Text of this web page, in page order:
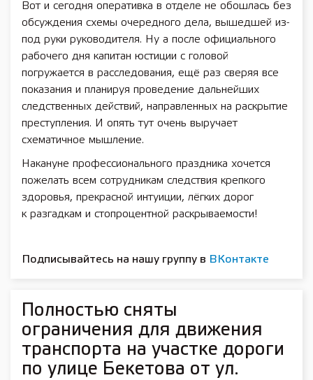
Вот и сегодня оперативка в отделе не обошлась без
обсуждения схемы очередного дела, вышедшей из-
под руки руководителя. Ну а после официального
рабочего дня капитан юстиции с головой
погружается в расследования, ещё раз сверяя все
показания и планируя проведение дальнейших
следственных действий, направленных на раскрытие
преступления. И опять тут очень выручает
схематичное мышление.
Накануне профессионального праздника хочется
пожелать всем сотрудникам следствия крепкого
здоровья, прекрасной интуиции, лёгких дорог
к разгадкам и стопроцентной раскрываемости!
Подписывайтесь на нашу группу в ВКонтакте
Полностью сняты
ограничения для движения
транспорта на участке дороги
по улице Бекетова от ул.